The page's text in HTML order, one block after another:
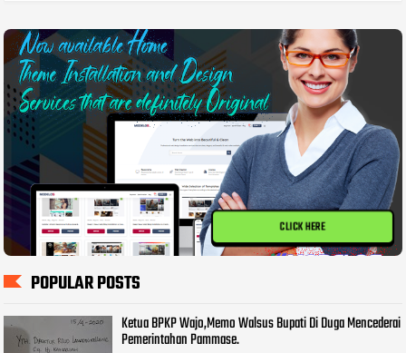
CLICK HERE
POPULAR POSTS
Ketua BPKP Wajo,Memo Walsus Bupati Di Duga Mencederai
Pemerintahan Pammase.